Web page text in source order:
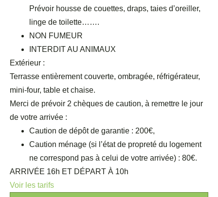
Prévoir housse de couettes, draps, taies d’oreiller,
linge de toilette…….
NON FUMEUR
INTERDIT AU ANIMAUX
Extérieur :
Terrasse entièrement couverte, ombragée, réfrigérateur,
mini-four, table et chaise.
Merci de prévoir 2 chèques de caution, à remettre le jour
de votre arrivée :
Caution de dépôt de garantie : 200€,
Caution ménage (si l’état de propreté du logement
ne correspond pas à celui de votre arrivée) : 80€.
ARRIVÉE 16h ET DÉPART À 10h
Voir les tarifs